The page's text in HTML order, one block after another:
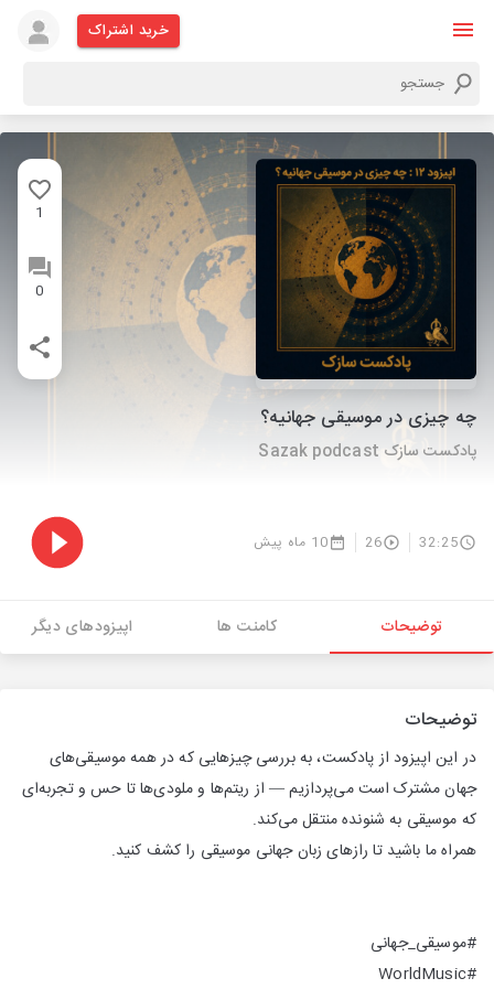
خرید اشتراک
1
0
چه چیزی در موسیقی جهانیه؟
پادکست سازک Sazak podcast
32:25
26 10 ماه پیش
توضیحات کامنت ها اپیزودهای دیگر
توضیحات
در این اپیزود از پادکست، به بررسی چیزهایی که در همه موسیقی‌های
جهان مشترک است می‌پردازیم — از ریتم‌ها و ملودی‌ها تا حس و تجربه‌ای
که موسیقی به شنونده منتقل می‌کند.
همراه ما باشید تا رازهای زبان جهانی موسیقی را کشف کنید.
#موسیقی_جهانی
#WorldMusic